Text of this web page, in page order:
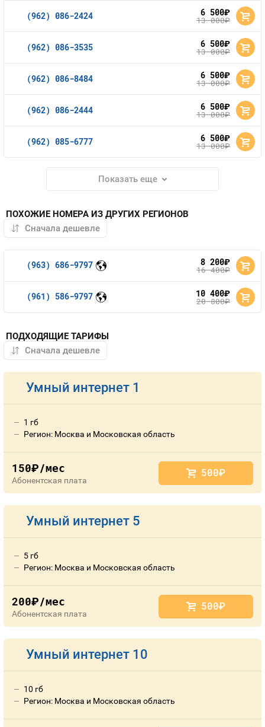
(962) 086-2424 6 500руб.
13 000руб.
(962) 086-3535 6 500руб.
13 000руб.
(962) 086-8484 6 500руб.
13 000руб.
(962) 086-2444 6 500руб.
13 000руб.
(962) 085-6777 6 500руб.
13 000руб.
Показать еще
ПОХОЖИЕ НОМЕРА ИЗ ДРУГИХ РЕГИОНОВ
(963) 686-9797 8 200руб.
16 400руб.
(961) 586-9797 10 400руб.
20 800руб.
ПОДХОДЯЩИЕ ТАРИФЫ
Умный интернет 1
1 гб
Регион: Москва и Московская область
150руб./мес
Абонентская плата
500руб.
Умный интернет 5
5 гб
Регион: Москва и Московская область
200руб./мес
Абонентская плата
500руб.
Умный интернет 10
10 гб
Регион: Москва и Московская область